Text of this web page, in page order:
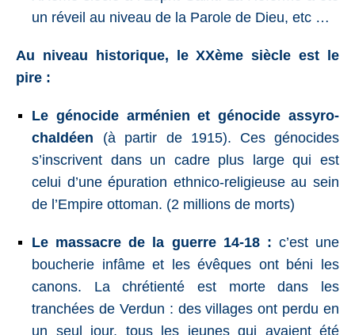
un réveil au niveau de la Parole de Dieu, etc …
Au niveau historique, le XXème siècle est le
pire :
Le génocide arménien et génocide assyro-
chaldéen (à partir de 1915).
Ces génocides
s’inscrivent dans un cadre plus large qui est
celui d’une épuration ethnico-religieuse au sein
de l’Empire ottoman. (2 millions de morts)
Le massacre de la guerre 14-18: c’est une
boucherie infâme et les évêques ont béni les
canons. La chrétienté est morte dans les
tranchées de Verdun : des villages ont perdu en
un seul jour, tous les jeunes qui avaient été